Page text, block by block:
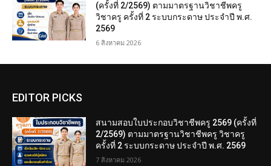
(ครั้งที่ 2/2569) ตามมาตรฐานวิชาชีพครู
วิชาครู ครั้งที่ 2 ระบบกระดาษ ประจำปี พ.ศ.
2569
6 สิงหาคม 2026
EDITOR PICKS
สนามสอบใบประกอบวิชาชีพครู 2569 (ครั้งที่
2/2569) ตามมาตรฐานวิชาชีพครู วิชาครู
ครั้งที่ 2 ระบบกระดาษ ประจำปี พ.ศ. 2569
7 สิงหาคม 2026